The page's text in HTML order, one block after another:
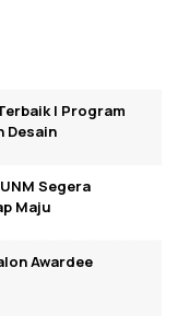
I Program
Desain
Segera
Maju
Awardee